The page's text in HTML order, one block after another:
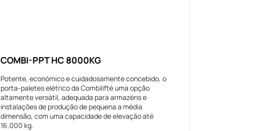
COMBI-PPT HC 8000KG
Potente, económico e cuidadosamente concebido, o
porta-paletes elétrico da Combilifté uma opção
altamente versátil, adequada para armazéns e
instalações de produção de pequena a média
dimensão, com uma capacidade de elevação até
16.000 kg.